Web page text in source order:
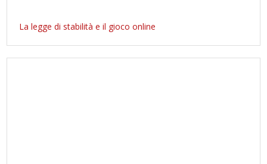
La legge di stabilità e il gioco online